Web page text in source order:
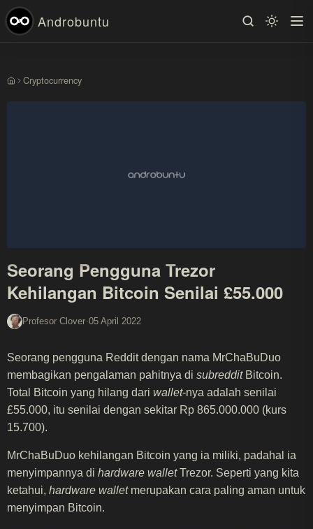
Androbuntu
BerandaCryptocurrency
Seorang Pengguna Trezor
Kehilangan Bitcoin Senilai £55.000
Profesor Clover·05 April 2022
Seorang pengguna Reddit dengan nama MrChaBuDuo
membagikan pengalaman pahitnya di subredditBitcoin.
Total Bitcoin yang hilang dari wallet-nya adalah senilai
£55.000, itu senilai dengan sekitar Rp 865.000.000 (kurs
15.700).
MrChaBuDuo kehilangan Bitcoin yang ia miliki, padahal ia
menyimpannya di hardware walletTrezor. Seperti yang kita
ketahui, hardware walletmerupakan cara paling aman untuk
menyimpan Bitcoin.